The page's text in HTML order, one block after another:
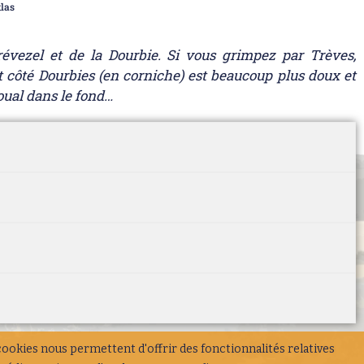
et de la Dourbie. Si vous grimpez par Trèves,
Dourbies (en corniche) est beaucoup plus doux et
dans le fond…
nous permettent d'offrir des fonctionnalités relatives